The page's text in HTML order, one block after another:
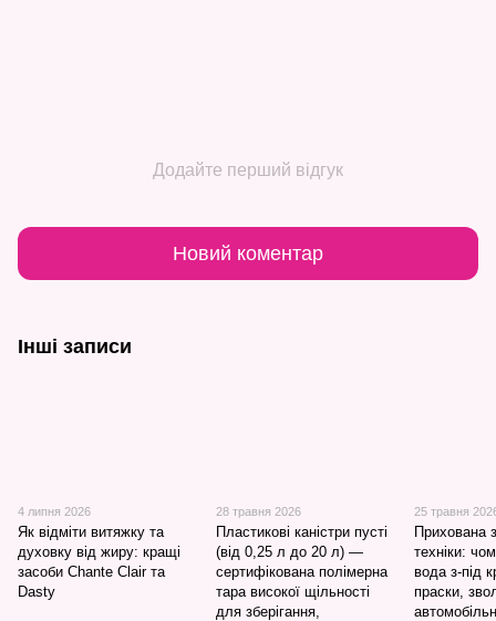
Додайте перший відгук
Новий коментар
Інші записи
4 липня 2026
Як відміти витяжку та
духовку від жиру: кращі
засоби Chante Clair та
Dasty
28 травня 2026
Пластикові каністри пусті
(від 0,25 л до 20 л) —
сертифікована полімерна
тара високої щільності
для зберігання,
25 травня
Прихована
техніки:
вода з-під
праски,